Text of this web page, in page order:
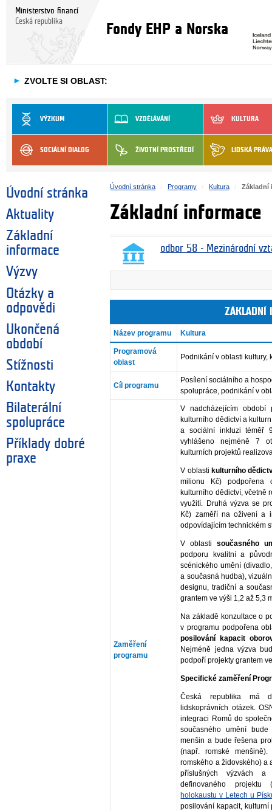
Ministerstvo financí
Česká republika
Fondy EHP a Norska
► ZVOLTE SI OBLAST:
VÝZKUM VZDĚLÁVÁNÍ KULTURA
SOCIÁLNÍ DIALOG ŽIVOTNÍ PROSTŘEDÍ LIDSKÁ PRÁVA
Úvodní stránka
Aktuality
Základní
informace
Výzvy
Otázky a
odpovědi
Ukončená
období
Stížnosti
Kontakty
Bilaterální
spolupráce
Příklady dobré
praxe
Úvodní stránka Programy Kultura Základní
Základní informace
odbor 58 - Mezinárodní
Název programu Kultura
ZÁKLADNÍ
Programová
oblast
Podnikání v oblasti
Cíl programu
Posílení sociálního a
spolupráce, podnikání v
Zaměření
programu
V nadcházejícím období
kulturního dědictví a
a sociální inkluzi téměř
vyhlášeno nejméně 7
kulturních projektů
V oblasti kulturního
milionu Kč) podpořena
kulturního dědictví, včetně
využití. Druhá výzva se
Kč) zaměří na oživení a
odpovídajícím technickém
V oblastisoučasného
podporu kvalitní a
scénického umění
a současná hudba),
designu, tradiční a
grantem ve výši 1,2 až 5,3
Na základě konzultace o
v programu podpořena
posilování kapacit
Nejméně jedna výzva
podpoří projekty grantem
Specifické zaměření
Česká republika má
lidskoprávních otázek.
integraci Romů do
současného umění
menšin a bude řešena
(např. romské
romského a židovského) a
příslušných výzvách a
definovaného projektu (
holokaustu v Letech u
posilování kapacit,